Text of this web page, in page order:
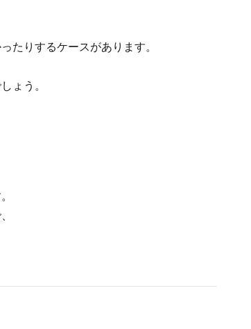
たりするケースがあります。
ょう。